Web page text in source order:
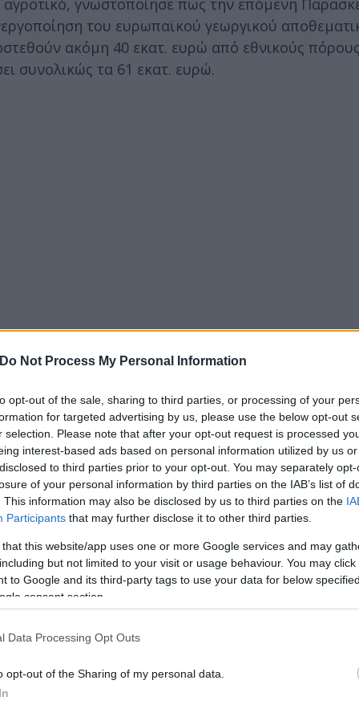
Do Not Process My Personal Information
opt-out of the sale, sharing to third parties, or processing of your
for targeted advertising by us, please use the below opt-out
selection. Please note that after your opt-out request is processed
interest-based ads based on personal information utilized by us
to third parties prior to your opt-out. You may separately
of your personal information by third parties on the IAB’s list of
This information may also be disclosed by us to third parties on the
Participants that may further disclose it to other third parties.
that this website/app uses one or more Google services and may
but not limited to your visit or usage behaviour. You may
to Google and its third-party tags to use your data for below
consent section.
Data Processing Opt Outs
opt-out of the Sharing of my personal data.
γνωστοποίησε πως την επόμενη
του ευρωπαϊκού γεωργικού
ακόμη 40 εκατ. ευρώ από εθνικούς
συνολικώς τα 61 εκατ. ευρώ.
τελείωσαν. Και αυτό το έκανε πράξη αυτή η
σημείωσε χαρακτηριστικά ο Μαργαρίτης
οι οποίες διερευνώνται.
ενημέρωσε πως θα λειτουργήσει με
αλλά και με την αξιοποίηση του
επομένως θα μειωθεί η ταλαιπωρία για τον